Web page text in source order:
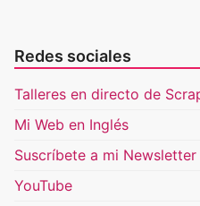
Redes sociales
Talleres en directo de
Mi Web en Inglés
Suscríbete a mi Newsletter
YouTube